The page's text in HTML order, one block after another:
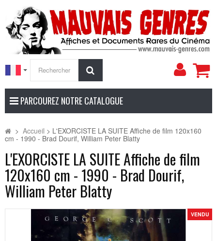
Mon
PARCOUREZ NOTRE CATALOGUE
> Accueil > L'EXORCISTE LA SUITE Affiche de film 120x160
cm - 1990 - Brad Dourif, William Peter Blatty
L'EXORCISTE LA SUITE Affiche de film
120x160 cm - 1990 - Brad Dourif,
William Peter Blatty
VENDU